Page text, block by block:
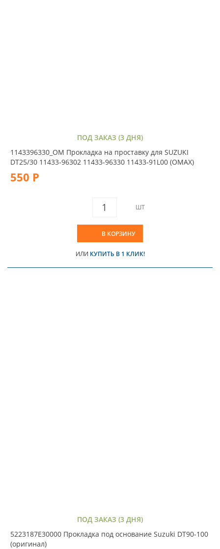
ПОД ЗАКАЗ (3 ДНЯ)
1143396330_OM Прокладка на проставку для SUZUKI
DT25/30 11433-96302 11433-96330 11433-91L00 (OMAX)
550 Р
ШТ
В КОРЗИНУ
ИЛИ КУПИТЬ В 1 КЛИК!
ПОД ЗАКАЗ (3 ДНЯ)
5223187E30000 Прокладка под основание Suzuki DT90-100
(оригинал)